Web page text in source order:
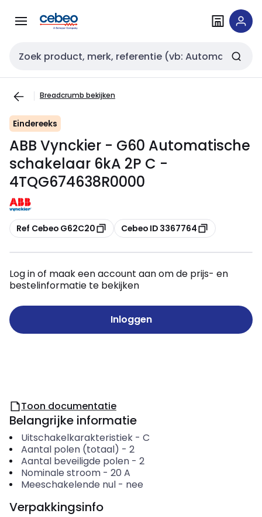
naar
naar
Zoekveld invoer
Breadcrumb bekijken
Eindereeks
ABB Vynckier - G60 Automatische
schakelaar 6kA 2P C -
4TQG674638R0000
Kopiëren
Ref Cebeo G62C20 Kopiëren
Cebeo ID 3367764
Log in of maak een account aan om de prijs- en
bestelinformatie te bekijken
Inloggen
Toon documentatie
Belangrijke informatie
Uitschakelkarakteristiek- C
Aantal polen (totaal) - 2
Aantal beveiligde polen- 2
Nominale stroom- 20 A
Meeschakelende nul- nee
Verpakkingsinfo